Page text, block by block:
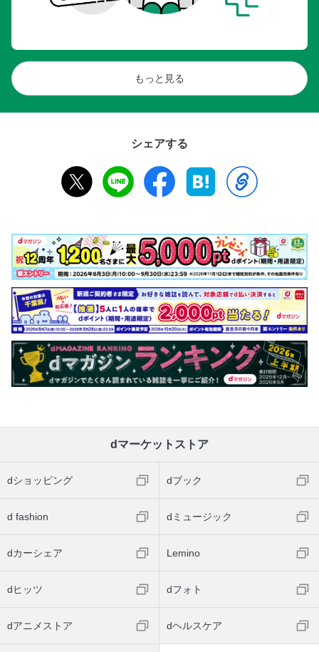
もっと見る
シェアする
dマーケットストア
dショッピング dブック
d fashion dミュージック
dカーシェア Lemino
dヒッツ dフォト
dアニメストア dヘルスケア